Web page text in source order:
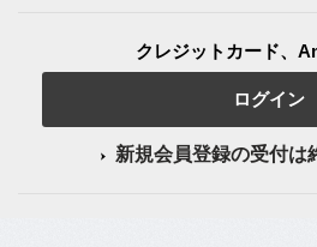
クレジットカード、
ログイン
新規会員登録の受付は